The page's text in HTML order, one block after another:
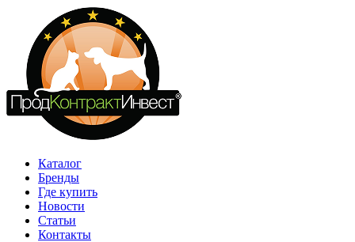
Каталог
Бренды
Где купить
Новости
Статьи
Контакты